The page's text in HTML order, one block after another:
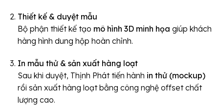
Thiết kế & duyệt mẫu
Bộ phận thiết kế tạo mô hình 3D minh họa giúp khách
hàng hình dung hộp hoàn chỉnh.
In mẫu thử & sản xuất hàng loạt
Sau khi duyệt, Thịnh Phát tiến hành in thử (mockup)
rồi sản xuất hàng loạt bằng công nghệ offset chất
lượng cao.